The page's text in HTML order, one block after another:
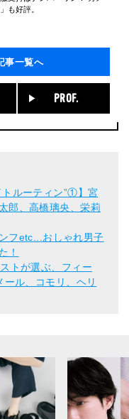
も好評。
事一覧へ
PROF.
トルーティン”①】宮
郎、高橋璃央、栄莉
フetc...おしゃれ男子
！
トが選ぶ、フィー
ル、コモリ、ヘリ